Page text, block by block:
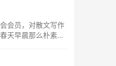
字慢慢认识你、慢
会员，对散文写作
天早晨那么朴素，